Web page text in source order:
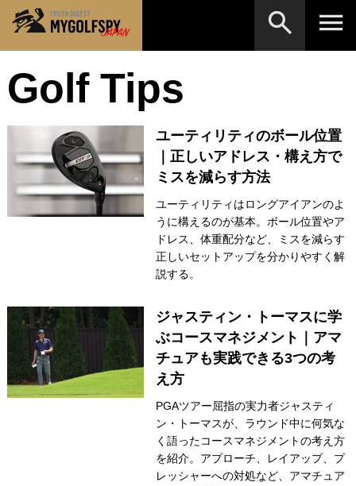
Golf Tips
ユーティリティのボール位置
｜正しいアドレス・構え方で
ミスを減らす方法
ユーティリティはロングアイアンのよ
うに構えるのが基本。ボール位置やア
ドレス、体重配分など、ミスを減らす
正しいセットアップを分かりやすく解
説する。
ジャスティン・トーマスに学
ぶコースマネジメント｜アマ
チュアも実践できる3つの考
え方
PGAツアー屈指の実力者ジャスティ
ン・トーマスが、ラウンド中に何気な
く語ったコースマネジメントの考え方
を紹介。アプローチ、レイアップ、プ
レッシャーへの対処など、アマチュア
MOST WANTED テストランキング
HOW TO ゴルフ上達・実践テクニック
LAB テスト・データ検証
Golf News ゴルフニュース
FAIRWAY WOODS フェアウェイウッド
HYBRIDS ハイブリッド
IRONS アイアン
※メーカー名やクラブ名など、検索したい事柄を入
力してください。